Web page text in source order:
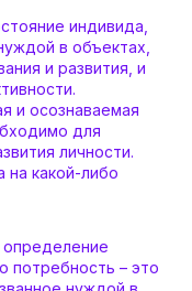
индивида,
в объектах,
и развития, и
и осознаваемая
для
личности.
на какой-либо
потребность – это